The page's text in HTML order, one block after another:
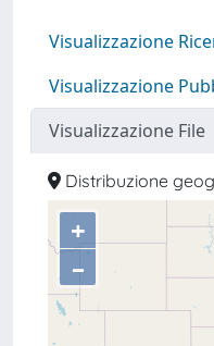
Visualizzazione
Visualizzazione
Visualizzazione File
Distribuzione
+
–